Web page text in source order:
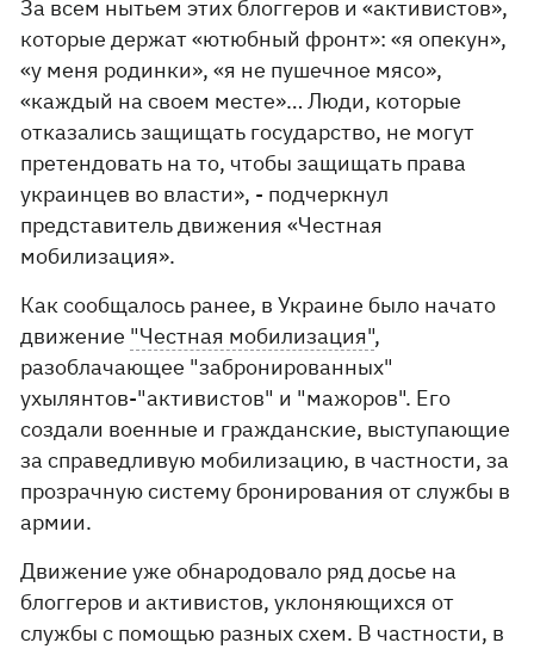
За всем нытьем этих блоггеров и «активистов»,
которые держат «ютюбный фронт»: «я опекун»,
«у меня родинки», «я не пушечное мясо»,
«каждый на своем месте»… Люди, которые
отказались защищать государство, не могут
претендовать на то, чтобы защищать права
украинцев во власти», - подчеркнул
представитель движения «Честная
мобилизация».
Как сообщалось ранее, в Украине было начато
движение "Честная мобилизация",
разоблачающее "забронированных"
ухылянтов-"активистов" и "мажоров". Его
создали военные и гражданские, выступающие
за справедливую мобилизацию, в частности, за
прозрачную систему бронирования от службы в
армии.
Движение уже обнародовало ряд досье на
блоггеров и активистов, уклоняющихся от
службы с помощью разных схем. В частности, в